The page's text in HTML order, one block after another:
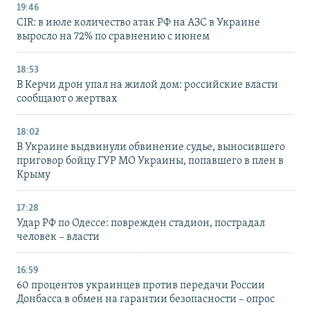
19:46
CIR: в июле количество атак РФ на АЗС в Украине
выросло на 72% по сравнению с июнем
18:53
В Керчи дрон упал на жилой дом: российские власти
сообщают о жертвах
18:02
В Украине выдвинули обвинение судье, выносившего
приговор бойцу ГУР МО Украины, попавшего в плен в
Крыму
17:28
Удар РФ по Одессе: поврежден стадион, пострадал
человек – власти
16:59
60 процентов украинцев против передачи России
Донбасса в обмен на гарантии безопасности – опрос